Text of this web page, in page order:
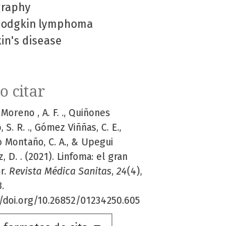
lymphoma
disease
citar
, A. F. ., Quiñones
S. R. ., Gómez Viññas, C. E.,
Montaño, C. A., & Upegui
D. . (2021). Linfoma: el gran
Revista Médica Sanitas, 24(4),
10.26852/01234250.605